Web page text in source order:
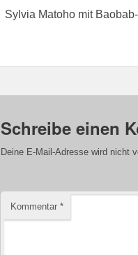
Sylvia Matoho mit
Schreibe einen
Deine E-Mail-Adresse wird nicht
Kommentar *